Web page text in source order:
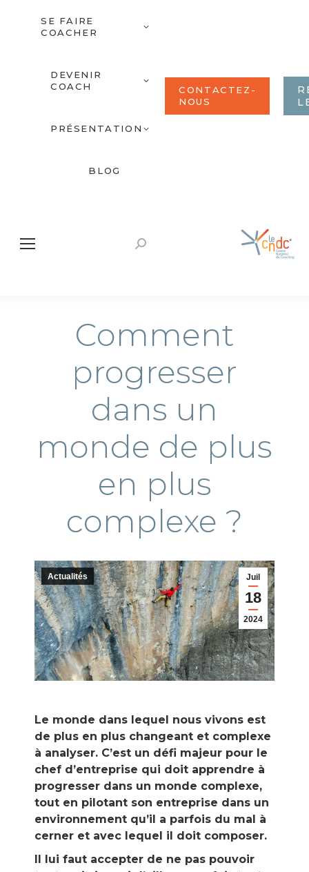
SE FAIRE
COACHER
DEVENIR
COACH
PRÉSENTATION
BLOG
CONTACTEZ-
NOUS
Recherche
Comment
progresser
dans un
monde de plus
en plus
complexe ?
Juil
18
2024
Actualités
Le monde dans lequel nous vivons est
de plus en plus changeant et complexe
à analyser. C’est un défi majeur pour le
chef d’entreprise qui doit apprendre à
progresser dans un monde complexe,
tout en pilotant son entreprise dans un
environnement qu’il a parfois du mal à
cerner et avec lequel il doit composer.
Il lui faut accepter de ne pas pouvoir